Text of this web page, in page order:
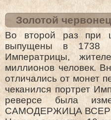
Золотой
Во второй раз при
выпущены в 1738
Императрицы,
миллионов человек.
отличались от монет
чеканился портрет
реверсе была
САМОДЕРЖИЦА